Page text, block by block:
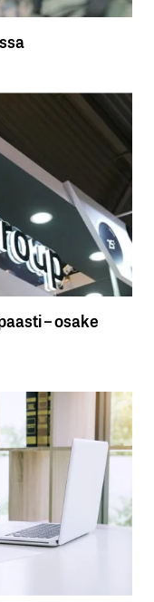
– osake